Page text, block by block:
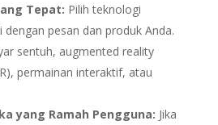
Tepat: Pilih teknologi
pesan dan produk Anda.
sentuh, augmented reality
permainan interaktif, atau
yang Ramah Pengguna: Jika